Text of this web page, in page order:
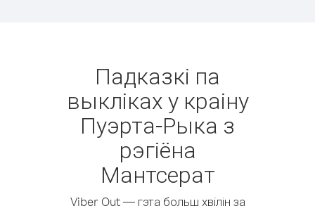
Падказкі па
выкліках у краіну
Пуэрта-Рыка з
рэгіёна
Мантсерат
Viber Out — гэта больш хвілін за